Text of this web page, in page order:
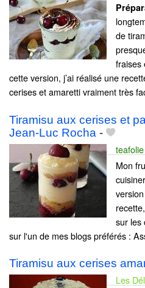
de
fraises
cette version, j’ai réalisé une
cerises et amaretti vraiment très
Tiramisu aux cerises et
Jean-Luc Rocha -
teafolie
Mon
sur les
sur l'un de mes blogs préférés :
Tiramisu aux cerises
Les